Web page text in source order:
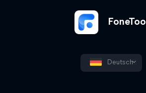
FoneTool
Deutsch